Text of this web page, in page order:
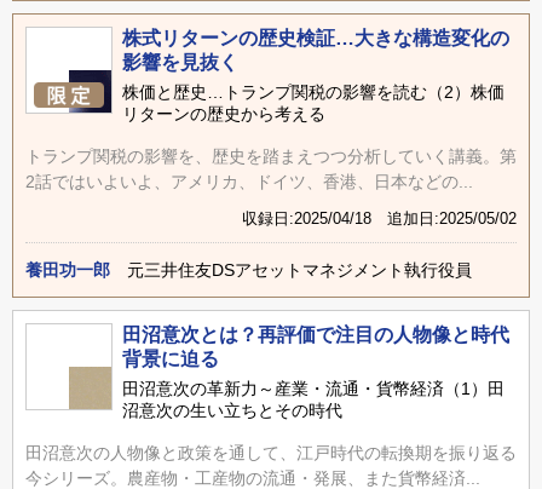
株式リターンの歴史検証…大きな構造変化の
影響を見抜く
株価と歴史…トランプ関税の影響を読む（2）株価
リターンの歴史から考える
トランプ関税の影響を、歴史を踏まえつつ分析していく講義。第
2話ではいよいよ、アメリカ、ドイツ、香港、日本などの...
収録日:2025/04/18 追加日:2025/05/02
養田功一郎 元三井住友DSアセットマネジメント執行役員
田沼意次とは？再評価で注目の人物像と時代
背景に迫る
田沼意次の革新力～産業・流通・貨幣経済（1）田
沼意次の生い立ちとその時代
田沼意次の人物像と政策を通して、江戸時代の転換期を振り返る
今シリーズ。農産物・工産物の流通・発展、また貨幣経済...